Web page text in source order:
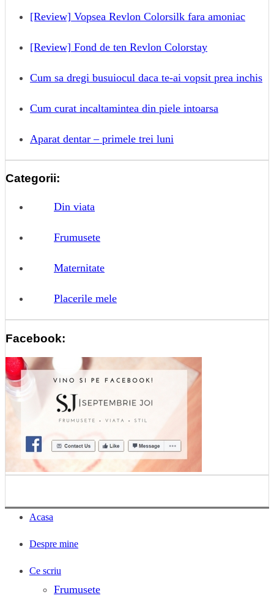
[Review] Vopsea Revlon Colorsilk fara amoniac
[Review] Fond de ten Revlon Colorstay
Cum sa dregi busuiocul daca te-ai vopsit prea inchis
Cum curat incaltamintea din piele intoarsa
Aparat dentar – primele trei luni
Categorii:
Din viata
Frumusete
Maternitate
Placerile mele
Facebook:
Acasa
Despre mine
Ce scriu
Frumusete